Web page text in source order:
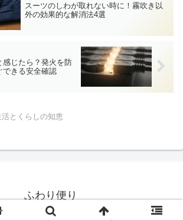
スーツのしわが取れない時に！霧吹き以
外の効果的な解消法4選
感じたら？発火を防
できる安全確認
活とくらしの知恵
ふわり便り
© 2025 ふわり便り.